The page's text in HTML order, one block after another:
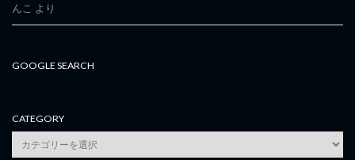
んこ より
GOOGLE SEARCH
CATEGORY
category